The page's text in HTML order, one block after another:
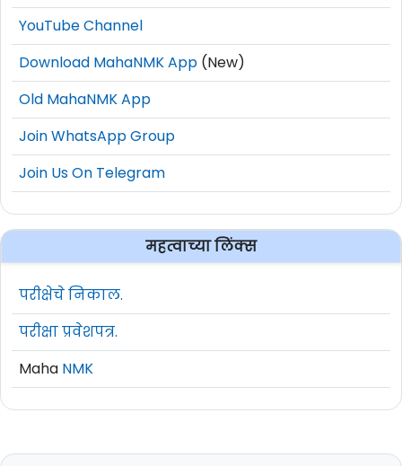
YouTube Channel
Download MahaNMK App (New)
Old MahaNMK App
Join WhatsApp Group
Join Us On Telegram
महत्वाच्या लिंक्स
परीक्षेचे निकाल.
परीक्षा प्रवेशपत्र.
Maha NMK